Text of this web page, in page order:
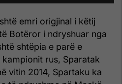
emri origjinal i këtij
Botëror i ndryshuar nga
shtëpia e parë e
rus, Sparatak
vitin 2014, Spartaku ka